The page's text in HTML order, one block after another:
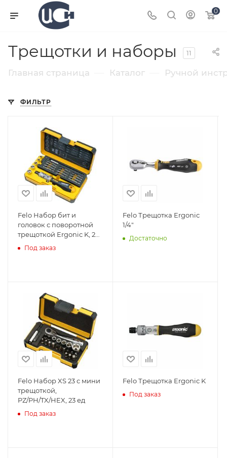
0
Трещотки и наборы 11
Главная страница Каталог Ручной
ФИЛЬТР
Felo Набор бит и
головок с поворотной
трещоткой Ergonic K, 20
едПод заказ
Felo Трещотка Ergonic
1/4"
Достаточно
Felo Набор XS 23 с мини
трещоткой,
PZ/PH/TX/HEX, 23 ед
Под заказ
Felo Трещотка Ergonic K
Под заказ